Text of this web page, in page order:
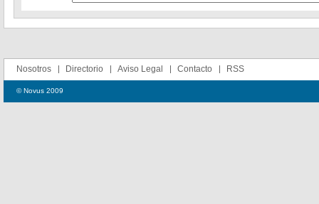
Nosotros Directorio Aviso Legal Contacto RSS
© Novus 2009